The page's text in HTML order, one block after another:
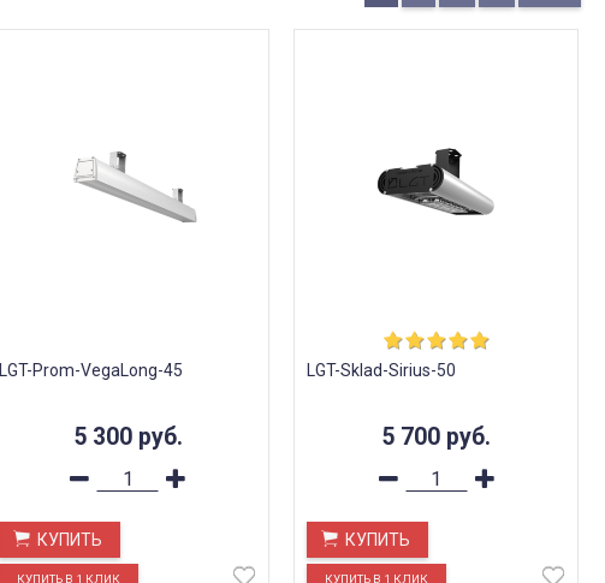
LGT-Prom-VegaLong-45
5 300 руб.
КУПИТЬ
LGT-Sklad-Sirius-50
5 700 руб.
КУПИТЬ